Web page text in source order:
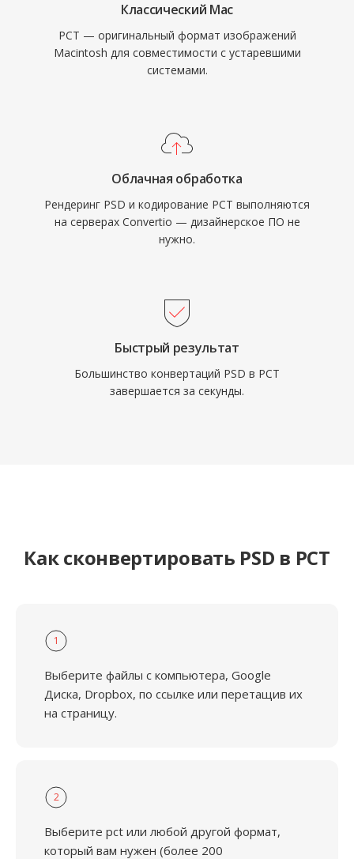
Классический Mac
PCT — оригинальный формат изображений
Macintosh для совместимости с устаревшими
системами.
Облачная обработка
Рендеринг PSD и кодирование PCT выполняются
на серверах Convertio — дизайнерское ПО не
нужно.
Быстрый результат
Большинство конвертаций PSD в PCT
завершается за секунды.
Как сконвертировать PSD в PCT
1
Выберите файлы с компьютера, Google
Диска, Dropbox, по ссылке или перетащив их
на страницу.
2
Выберите pct или любой другой формат,
который вам нужен (более 200